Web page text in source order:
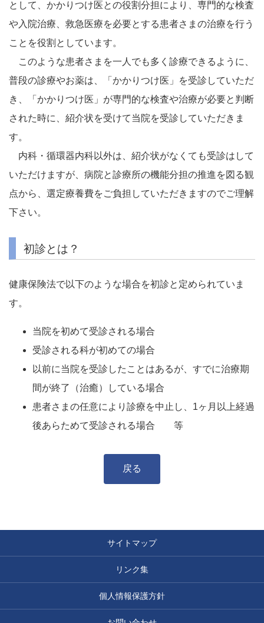
として、かかりつけ医との役割分担により、専門的な検査
や入院治療、救急医療を必要とする患者さまの治療を行う
ことを役割としています。
このような患者さまを一人でも多く診療できるように、
普段の診療やお薬は、「かかりつけ医」を受診していただ
き、「かかりつけ医」が専門的な検査や治療が必要と判断
された時に、紹介状を受けて当院を受診していただきま
す。
内科・循環器内科以外は、紹介状がなくても受診はして
いただけますが、病院と診療所の機能分担の推進を図る観
点から、選定療養費をご負担していただきますのでご理解
下さい。
初診とは？
健康保険法で以下のような場合を初診と定められていま
す。
当院を初めて受診される場合
受診される科が初めての場合
以前に当院を受診したことはあるが、すでに治療期
間が終了（治癒）している場合
患者さまの任意により診療を中止し、1ヶ月以上経過
後あらためて受診される場合 等
戻る
サイトマップ
リンク集
個人情報保護方針